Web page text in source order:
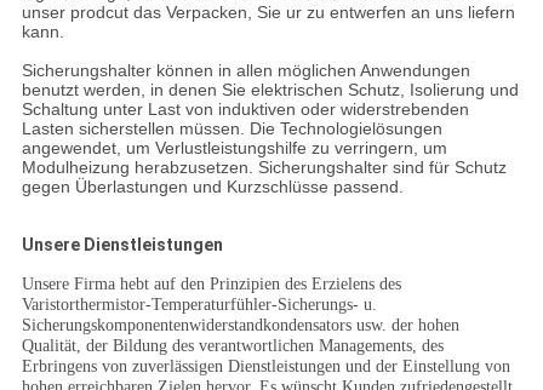
unser prodcut das Verpacken, Sie ur zu entwerfen an uns liefern
kann.
Sicherungshalter können in allen möglichen Anwendungen
benutzt werden, in denen Sie elektrischen Schutz, Isolierung und
Schaltung unter Last von induktiven oder widerstrebenden
Lasten sicherstellen müssen. Die Technologielösungen
angewendet, um Verlustleistungshilfe zu verringern, um
Modulheizung herabzusetzen. Sicherungshalter sind für Schutz
gegen Überlastungen und Kurzschlüsse passend.
Unsere Dienstleistungen
Unsere Firma hebt auf den Prinzipien des Erzielens des
Varistorthermistor-Temperaturfühler-Sicherungs- u.
Sicherungskomponentenwiderstandkondensators usw. der hohen
Qualität, der Bildung des verantwortlichen Managements, des
Erbringens von zuverlässigen Dienstleistungen und der Einstellung von